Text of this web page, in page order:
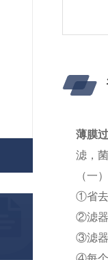
薄膜
滤，
（一
①省
②滤
③滤